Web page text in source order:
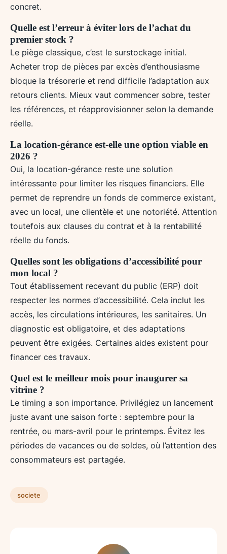
concret.
Quelle est l’erreur à éviter lors de l’achat du
premier stock ?
Le piège classique, c’est le surstockage initial.
Acheter trop de pièces par excès d’enthousiasme
bloque la trésorerie et rend difficile l’adaptation aux
retours clients. Mieux vaut commencer sobre, tester
les références, et réapprovisionner selon la demande
réelle.
La location-gérance est-elle une option viable en
2026 ?
Oui, la location-gérance reste une solution
intéressante pour limiter les risques financiers. Elle
permet de reprendre un fonds de commerce existant,
avec un local, une clientèle et une notoriété. Attention
toutefois aux clauses du contrat et à la rentabilité
réelle du fonds.
Quelles sont les obligations d’accessibilité pour
mon local ?
Tout établissement recevant du public (ERP) doit
respecter les normes d’accessibilité. Cela inclut les
accès, les circulations intérieures, les sanitaires. Un
diagnostic est obligatoire, et des adaptations
peuvent être exigées. Certaines aides existent pour
financer ces travaux.
Quel est le meilleur mois pour inaugurer sa
vitrine ?
Le timing a son importance. Privilégiez un lancement
juste avant une saison forte : septembre pour la
rentrée, ou mars-avril pour le printemps. Évitez les
périodes de vacances ou de soldes, où l’attention des
consommateurs est partagée.
societe